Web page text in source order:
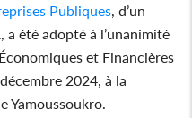
Publiques, d’un
été adopté à l’unanimité
et Financières
2024, à la
Yamoussoukro.